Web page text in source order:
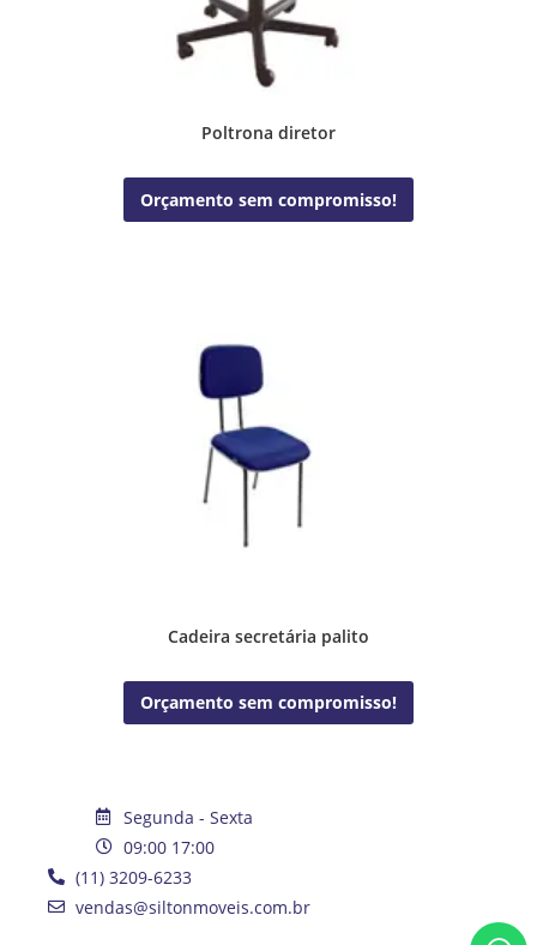
Poltrona diretor
Orçamento sem compromisso!
Cadeira secretária palito
Orçamento sem compromisso!
Segunda - Sexta
09:00 17:00
(11) 3209-6233
vendas@siltonmoveis.com.br